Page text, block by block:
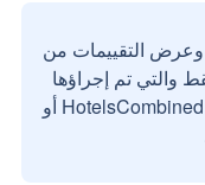
وعرض التقييمات من
والتي تم إجراؤها
بواسطة مستخدمين حقيقيين مع HotelsCombined أو